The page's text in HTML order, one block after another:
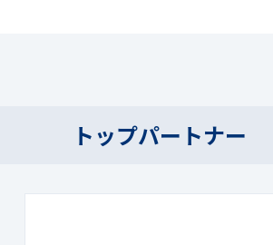
トップパートナー